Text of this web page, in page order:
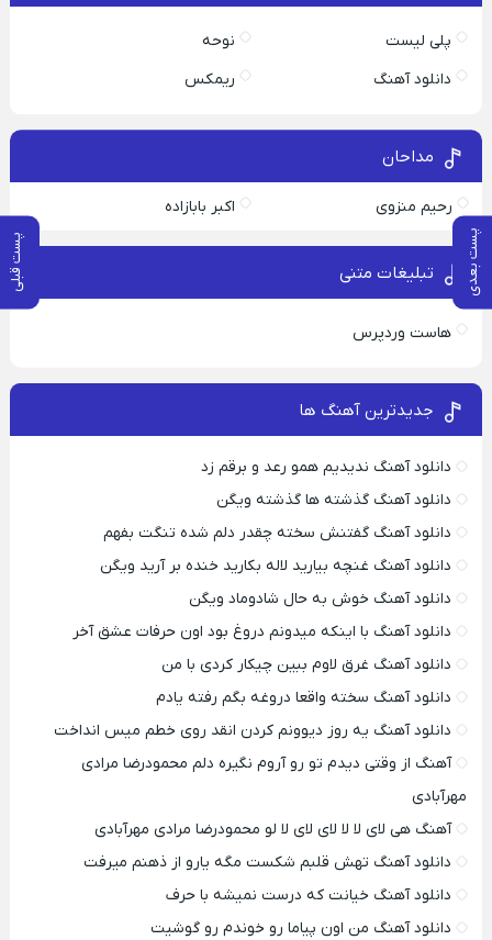
پست بعدی پست قبلی
پلی لیست
نوحه
دانلود آهنگ
ریمکس
مداحان
رحیم منزوی اکبر بابازاده
تبلیغات متنی
هاست وردپرس
جدیدترین آهنگ ها
دانلود آهنگ ندیدیم همو رعد و برقم زد
دانلود آهنگ گذشته ها گذشته ویگن
دانلود آهنگ گفتنش سخته چقدر دلم شده تنگت بفهم
دانلود آهنگ غنچه بیارید لاله بکارید خنده بر آرید ویگن
دانلود آهنگ خوش به حال شادوماد ویگن
دانلود آهنگ با اینکه میدونم دروغ بود اون حرفات عشق آخر
دانلود آهنگ غرق لاوم ببین چیکار کردی با من
دانلود آهنگ سخته واقعا دروغه بگم رفته یادم
دانلود آهنگ یه روز دیوونم کردن انقد روی خطم میس انداخت
آهنگ از وقتی دیدم تو رو آروم نگیره دلم محمودرضا مرادی
مهرآبادی
آهنگ هی لای لا لا لای لای لا لو محمودرضا مرادی مهرآبادی
دانلود آهنگ تهش قلبم شکست مگه یارو از ذهنم میرفت
دانلود آهنگ خیانت که درست نمیشه با حرف
دانلود آهنگ من اون پیاما رو خوندم رو گوشیت